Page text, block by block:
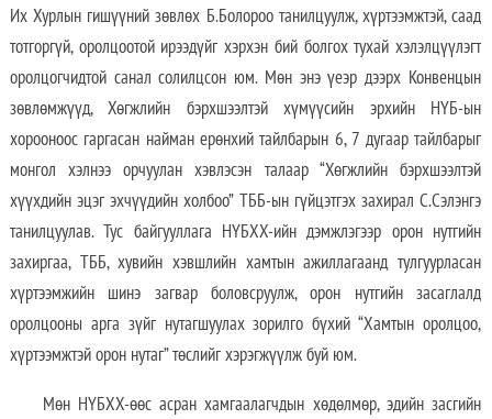
Их Хурлын гишүүний зөвлөх Б.Болороо танилцуулж, хүртээмжтэй, саад
тотгоргүй, оролцоотой ирээдүйг хэрхэн бий болгох тухай хэлэлцүүлэгт
оролцогчидтой санал солилцсон юм. Мөн энэ үеэр дээрх Конвенцын
зөвлөмжүүд, Хөгжлийн бэрхшээлтэй хүмүүсийн эрхийн НҮБ-ын
хорооноос гаргасан найман ерөнхий тайлбарын 6, 7 дугаар тайлбарыг
монгол хэлнээ орчуулан хэвлэсэн талаар “Хөгжлийн бэрхшээлтэй
хүүхдийн эцэг эхчүүдийн холбоо” ТББ-ын гүйцэтгэх захирал С.Сэлэнгэ
танилцуулав. Тус байгууллага НҮБХХ-ийн дэмжлэгээр орон нутгийн
захиргаа, ТББ, хувийн хэвшлийн хамтын ажиллагаанд тулгуурласан
хүртээмжийн шинэ загвар боловсруулж, орон нутгийн засаглалд
оролцооны арга зүйг нутагшуулах зорилго бүхий “Хамтын оролцоо,
хүртээмжтэй орон нутаг” төслийг хэрэгжүүлж буй юм.
Мөн НҮБХХ-өөс асран хамгаалагчдын хөдөлмөр, эдийн засгийн